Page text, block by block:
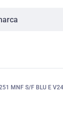
MNF S/F BLU E